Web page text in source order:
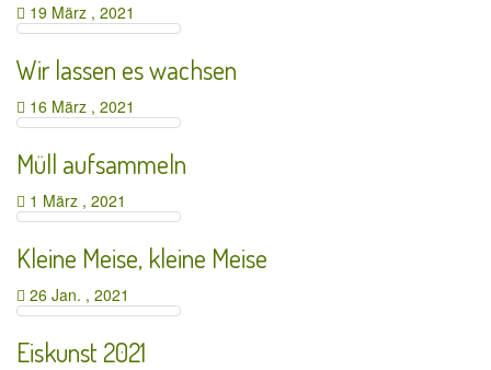
19 März , 2021
Wir lassen es wachsen
16 März , 2021
Müll aufsammeln
1 März , 2021
Kleine Meise, kleine Meise
26 Jan. , 2021
Eiskunst 2021